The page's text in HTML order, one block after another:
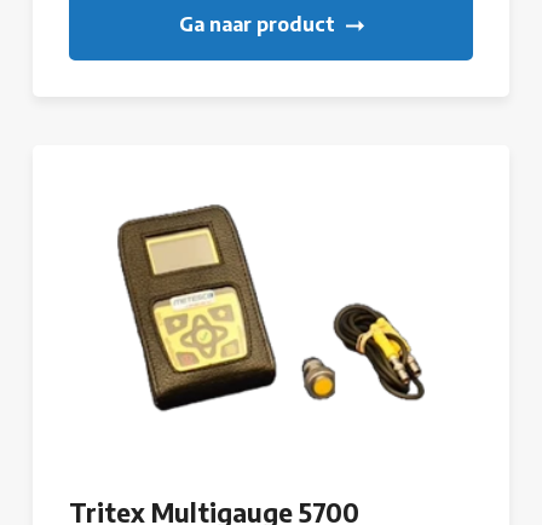
Ga naar product
Tritex Multigauge 5700